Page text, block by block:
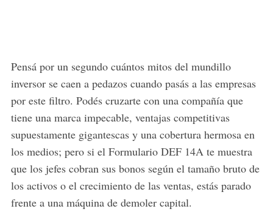
Pensá por un segundo cuántos mitos del mundillo
inversor se caen a pedazos cuando pasás a las empresas
por este filtro. Podés cruzarte con una compañía que
tiene una marca impecable, ventajas competitivas
supuestamente gigantescas y una cobertura hermosa en
los medios; pero si el Formulario DEF 14A te muestra
que los jefes cobran sus bonos según el tamaño bruto de
los activos o el crecimiento de las ventas, estás parado
frente a una máquina de demoler capital.